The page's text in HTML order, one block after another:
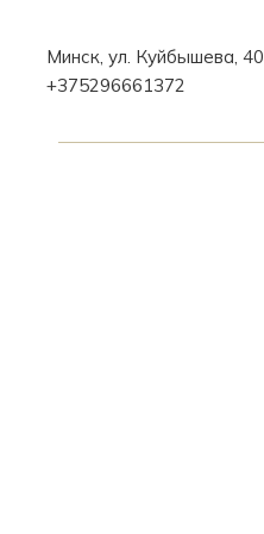
Минск, ул. Куйбышева,
+375296661372